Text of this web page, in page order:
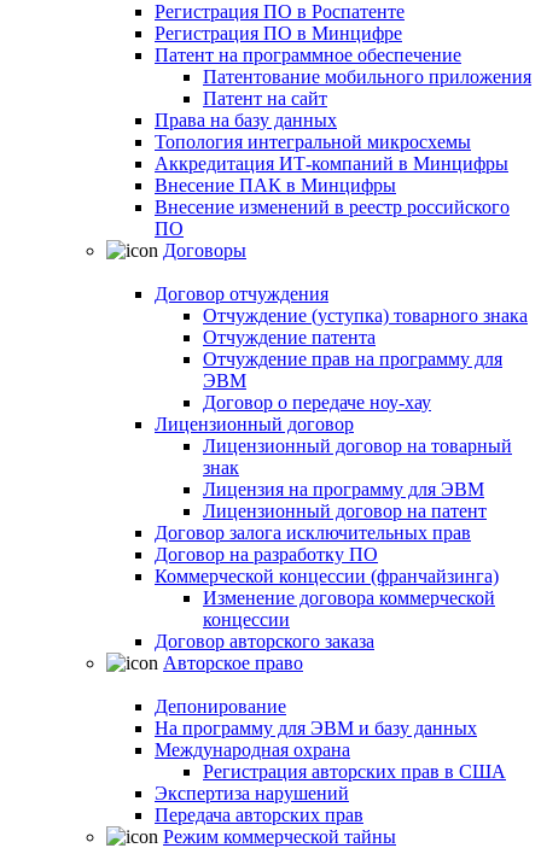
Регистрация ПО в Роспатенте
Регистрация ПО в Минцифре
Патент на программное обеспечение
Патентование мобильного приложения
Патент на сайт
Права на базу данных
Топология интегральной микросхемы
Аккредитация ИТ-компаний в Минцифры
Внесение ПАК в Минцифры
Внесение изменений в реестр российского
ПО
Договоры
Договор отчуждения
Отчуждение (уступка) товарного знака
Отчуждение патента
Отчуждение прав на программу для
ЭВМ
Договор о передаче ноу-хау
Лицензионный договор
Лицензионный договор на товарный
знак
Лицензия на программу для ЭВМ
Лицензионный договор на патент
Договор залога исключительных прав
Договор на разработку ПО
Коммерческой концессии (франчайзинга)
Изменение договора коммерческой
концессии
Договор авторского заказа
Авторское право
Депонирование
На программу для ЭВМ и базу данных
Международная охрана
Регистрация авторских прав в США
Экспертиза нарушений
Передача авторских прав
Режим коммерческой тайны